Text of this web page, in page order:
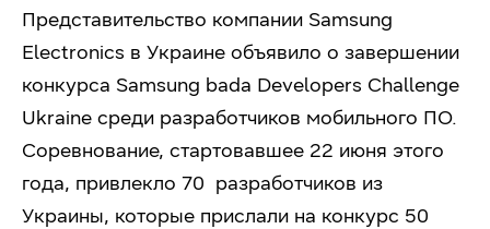
Представительство компании Samsung
Electronics в Украине объявило о завершении
конкурса Samsung bada Developers Challenge
Ukraine среди разработчиков мобильного ПО.
Соревнование, стартовавшее 22 июня этого
года, привлекло 70 разработчиков из
Украины, которые прислали на конкурс 50